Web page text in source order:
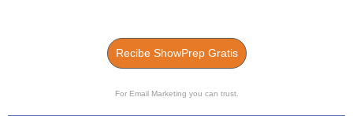
Recibe ShowPrep Gratis
For Email Marketing you can trust.